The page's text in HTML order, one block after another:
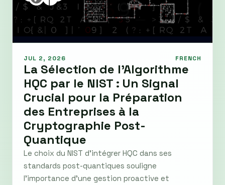
JUL 2, 2026 FRENCH
La Sélection de l’Algorithme
HQC par le NIST : Un Signal
Crucial pour la Préparation
des Entreprises à la
Cryptographie Post-
Quantique
Le choix du NIST d’intégrer HQC dans ses
standards post-quantiques souligne
l’importance d’une gestion proactive et